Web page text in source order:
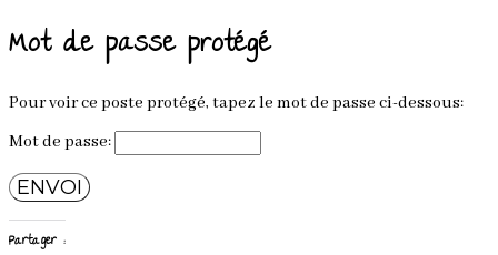
Mot de passe protégé
Pour voir ce poste protégé, tapez le mot de passe ci-dessous:
Mot de passe:
ENVOI
Partager :